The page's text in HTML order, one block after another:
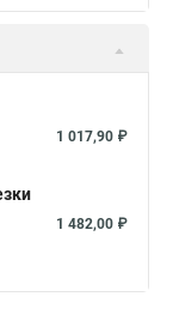
1 017,90 ₽
1 482,00 ₽